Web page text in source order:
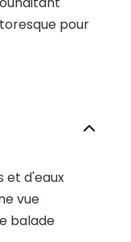
pour
et d'eaux
vue
balade